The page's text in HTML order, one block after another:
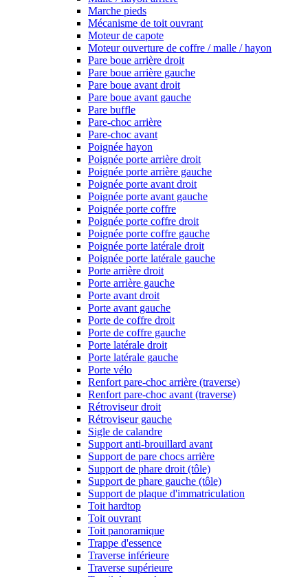
Marche pieds
Mécanisme de toit ouvrant
Moteur de capote
Moteur ouverture de coffre / malle / hayon
Pare boue arrière droit
Pare boue arrière gauche
Pare boue avant droit
Pare boue avant gauche
Pare buffle
Pare-choc arrière
Pare-choc avant
Poignée hayon
Poignée porte arrière droit
Poignée porte arrière gauche
Poignée porte avant droit
Poignée porte avant gauche
Poignée porte coffre
Poignée porte coffre droit
Poignée porte coffre gauche
Poignée porte latérale droit
Poignée porte latérale gauche
Porte arrière droit
Porte arrière gauche
Porte avant droit
Porte avant gauche
Porte de coffre droit
Porte de coffre gauche
Porte latérale droit
Porte latérale gauche
Porte vélo
Renfort pare-choc arrière (traverse)
Renfort pare-choc avant (traverse)
Rétroviseur droit
Rétroviseur gauche
Sigle de calandre
Support anti-brouillard avant
Support de pare chocs arrière
Support de phare droit (tôle)
Support de phare gauche (tôle)
Support de plaque d'immatriculation
Toit hardtop
Toit ouvrant
Toit panoramique
Trappe d'essence
Traverse inférieure
Traverse supérieure